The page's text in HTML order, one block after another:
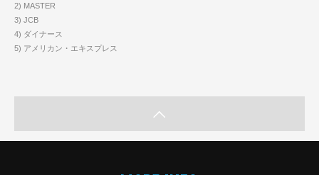
2) MASTER
3) JCB
4) ダイナース
5) アメリカン・エキスプレス